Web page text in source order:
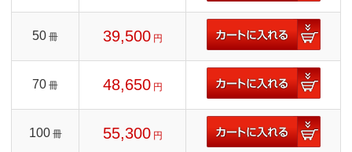
50 冊 39,500 円
70 冊 48,650 円
100 冊 55,300 円